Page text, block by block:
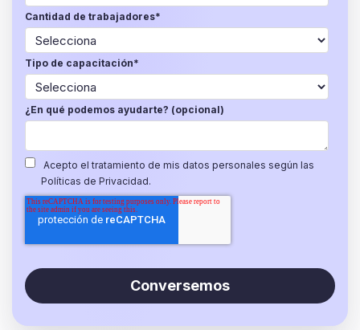
Cantidad de trabajadores*
Tipo de capacitación*
¿En qué podemos ayudarte? (opcional)
Acepto el tratamiento de mis datos personales según las
Políticas de Privacidad.